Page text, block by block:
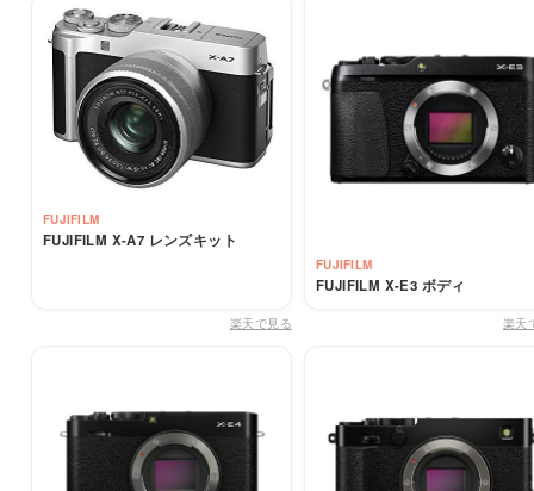
FUJIFILM
FUJIFILM X-A7 レンズキット
楽天で見る
FUJIFILM
FUJIFILM X-E3 ボディ
楽天